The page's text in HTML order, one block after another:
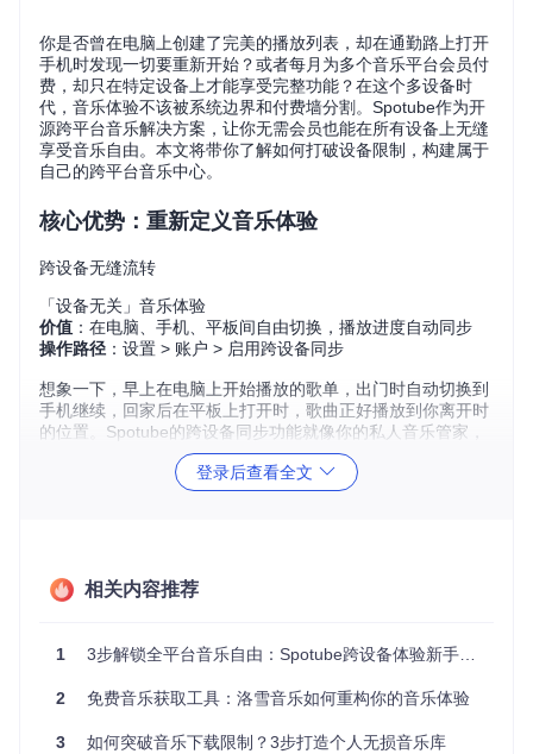
你是否曾在电脑上创建了完美的播放列表，却在通勤路上打开
手机时发现一切要重新开始？或者每月为多个音乐平台会员付
费，却只在特定设备上才能享受完整功能？在这个多设备时
代，音乐体验不该被系统边界和付费墙分割。Spotube作为开
源跨平台音乐解决方案，让你无需会员也能在所有设备上无缝
享受音乐自由。本文将带你了解如何打破设备限制，构建属于
自己的跨平台音乐中心。
核心优势：重新定义音乐体验
跨设备无缝流转
「设备无关」音乐体验
价值 ：在电脑、手机、平板间自由切换，播放进度自动同步
操作路径 ：设置 > 账户 > 启用跨设备同步
想象一下，早上在电脑上开始播放的歌单，出门时自动切换到
手机继续，回家后在平板上打开时，歌曲正好播放到你离开时
的位置。Spotube的跨设备同步功能就像你的私人音乐管家，
记住你在每个设备上的音乐旅程。
操作路径：设置 > 音频来源 > 选择偏好组合
隐私优先设计
「本地控制」你的数据
操作路径：设置 > 隐私 > 本地数据管理
登录后查看全文
相关内容推荐
1 3步解锁全平台音乐自由：Spotube跨设备体验新手指南
2 免费音乐获取工具：洛雪音乐如何重构你的音乐体验
3 如何突破音乐下载限制？3步打造个人无损音乐库